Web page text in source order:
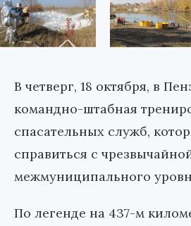
В четверг, 18 октября, в
командно-штабная
спасательных служб,
справиться с
межмуниципального
По легенде на 437-м